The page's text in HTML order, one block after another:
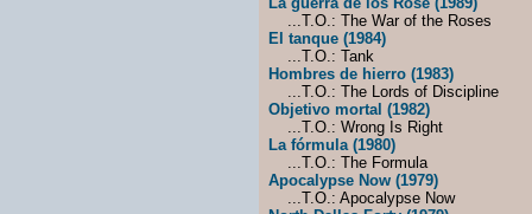
...T.O.: The War of the Roses
El tanque (1984)
...T.O.: Tank
Hombres de hierro (1983)
...T.O.: The Lords of Discipline
Objetivo mortal (1982)
...T.O.: Wrong Is Right
La fórmula (1980)
...T.O.: The Formula
Apocalypse Now (1979)
...T.O.: Apocalypse Now